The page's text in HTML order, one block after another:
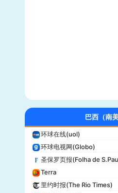
Vice
商业内幕(Business Insider)
iHeartRadio
纽约客(New Yorker)
娱乐周刊(Entertainment
芝加哥论坛报(Chicago
财富(Fortune)
巴西（南美
环球在线(uol)
环球电视网(Globo)
圣保罗页报(Folha de
Terra
里约时报(The Rio Times)